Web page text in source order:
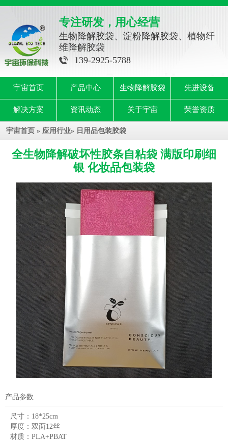
专注研发，用心经营
生物降解胶袋、淀粉降解胶袋、植物纤
维降解胶袋
139-2925-5788
宇宙首页 产品中心 生物降解胶袋 先进设备
解决方案 资讯动态 关于宇宙 荣誉资质
宇宙首页 » 应用行业» 日用品包装胶袋
全生物降解破坏性胶条自粘袋 满版印刷细
银 化妆品包装袋
产品参数
尺寸： 18*25cm
厚度： 双面12丝
材质： PLA+PBAT